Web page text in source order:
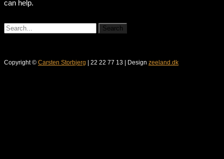
can help.
Copyright © Carsten Storbjerg | 22 22 77 13 | Design zeeland.dk